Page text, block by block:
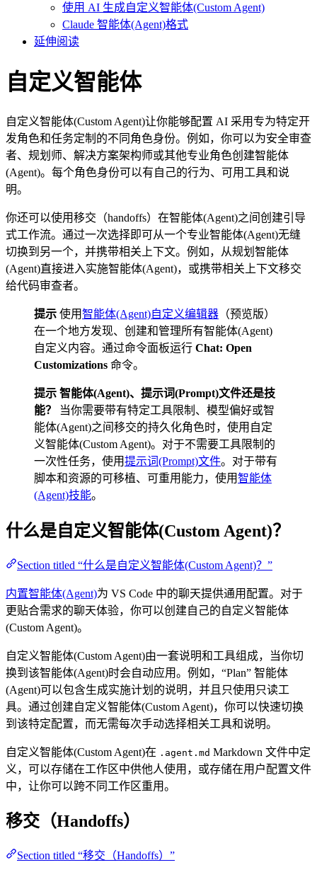
使用 AI 生成自定义智能体(Custom Agent)
Claude 智能体(Agent)格式
延伸阅读
自定义智能体
自定义智能体(Custom Agent)让你能够配置 AI 采用专为特定开
发角色和任务定制的不同角色身份。例如，你可以为安全审查
者、规划师、解决方案架构师或其他专业角色创建智能体
(Agent)。每个角色身份可以有自己的行为、可用工具和说
明。
你还可以使用移交（handoffs）在智能体(Agent)之间创建引导
式工作流。通过一次选择即可从一个专业智能体(Agent)无缝
切换到另一个，并携带相关上下文。例如，从规划智能体
(Agent)直接进入实施智能体(Agent)，或携带相关上下文移交
给代码审查者。
提示 使用智能体(Agent)自定义编辑器 （预览版）
在一个地方发现、创建和管理所有智能体(Agent)
自定义内容。通过命令面板运行 Chat: Open
Customizations 命令。
提示 智能体(Agent)、提示词(Prompt)文件还是技
能？
当你需要带有特定工具限制、模型偏好或智
能体(Agent)之间移交的持久化角色时，使用自定
义智能体(Custom Agent)。对于不需要工具限制的
一次性任务，使用提示词(Prompt)文件。对于带有
脚本和资源的可移植、可重用能力，使用智能体
(Agent)技能。
什么是自定义智能体(Custom Agent)？
Section titled “什么是自定义智能体(Custom Agent)？”
内置智能体(Agent)为 VS Code 中的聊天提供通用配置。对于
更贴合需求的聊天体验，你可以创建自己的自定义智能体
(Custom Agent)。
自定义智能体(Custom Agent)由一套说明和工具组成，当你切
换到该智能体(Agent)时会自动应用。例如，“Plan” 智能体
(Agent)可以包含生成实施计划的说明，并且只使用只读工
具。通过创建自定义智能体(Custom Agent)，你可以快速切换
到该特定配置，而无需每次手动选择相关工具和说明。
自定义智能体(Custom Agent)在 .agent.md Markdown 文件中定
义，可以存储在工作区中供他人使用，或存储在用户配置文件
中，让你可以跨不同工作区重用。
移交（Handoffs）
Section titled “移交（Handoffs）”